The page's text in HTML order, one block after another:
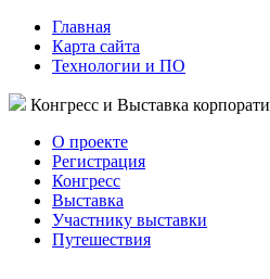
Главная
Карта сайта
Технологии и ПО
Конгресс и Выставка
О проекте
Регистрация
Конгресс
Выставка
Участнику выставки
Путешествия